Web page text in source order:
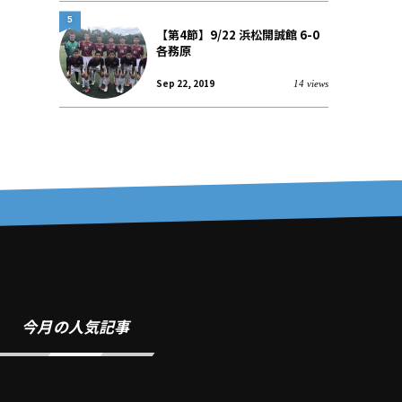
【第4節】9/22 浜松開誠館 6-0
各務原
Sep 22, 2019 14 views
5
今月の人気記事